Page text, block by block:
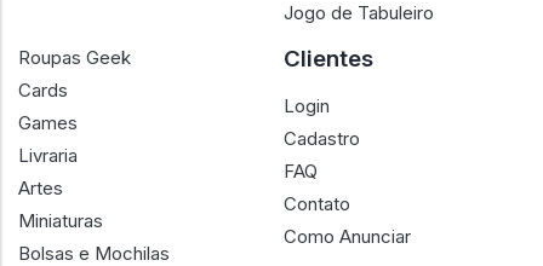
Jogo de Tabuleiro
Roupas Geek
Cards
Games
Livraria
Artes
Miniaturas
Bolsas e Mochilas
Clientes
Login
Cadastro
FAQ
Contato
Como Anunciar